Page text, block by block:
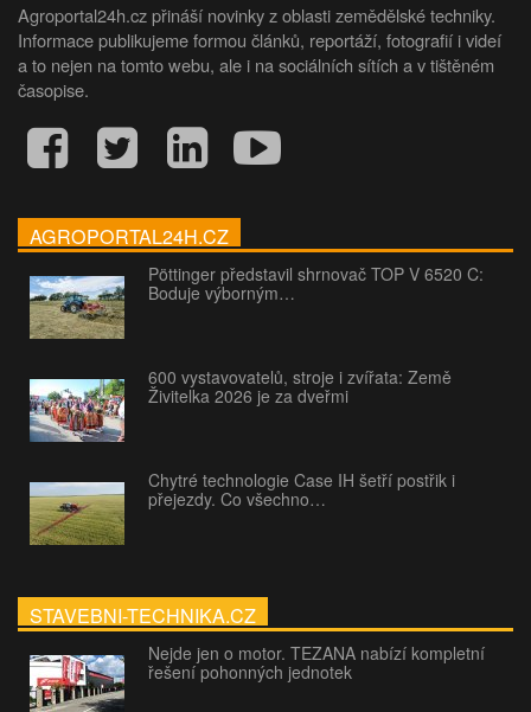
Agroportal24h.cz přináší novinky z oblasti zemědělské techniky.
Informace publikujeme formou článků, reportáží, fotografií i videí
a to nejen na tomto webu, ale i na sociálních sítích a v tištěném
časopise.
AGROPORTAL24H.CZ
Pöttinger představil shrnovač TOP V 6520 C:
Boduje výborným…
600 vystavovatelů, stroje i zvířata: Země
Živitelka 2026 je za dveřmi
Chytré technologie Case IH šetří postřik i
přejezdy. Co všechno…
STAVEBNI-TECHNIKA.CZ
Nejde jen o motor. TEZANA nabízí kompletní
řešení pohonných jednotek